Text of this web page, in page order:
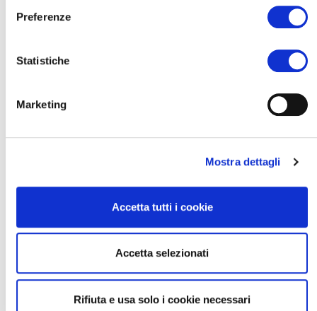
Preferenze
Statistiche
Marketing
Mostra dettagli
Accetta tutti i cookie
Accetta selezionati
Rifiuta e usa solo i cookie necessari
Inventaire
FAQ
Tarifs 2026
24/04
16/05
€ 155
23/05
€ 199
06/06
€ 205
20/06
€ 229
04/07
€ 277
11/07